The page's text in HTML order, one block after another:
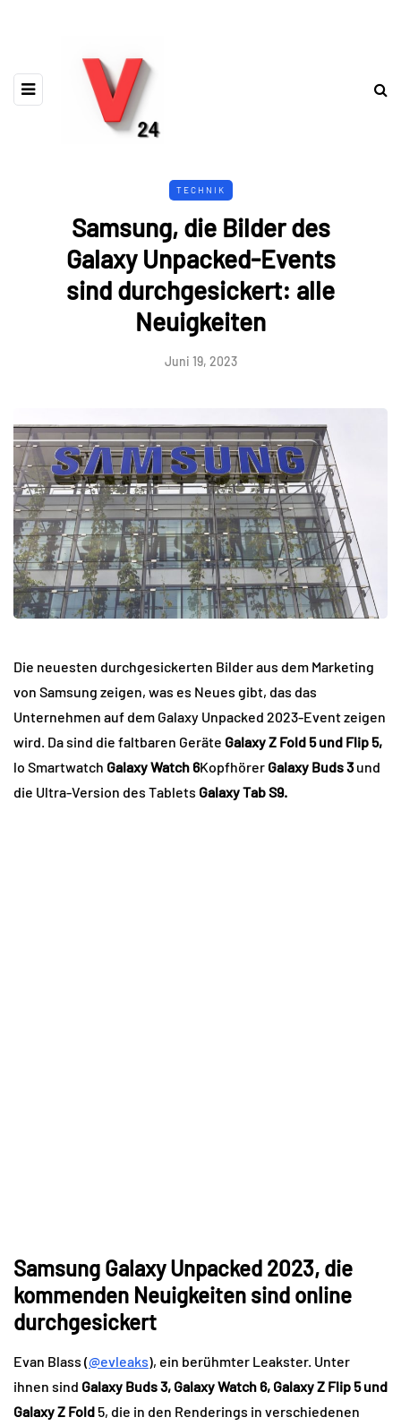
TECHNIK
Samsung, die Bilder des
Galaxy Unpacked-Events
sind durchgesickert: alle
Neuigkeiten
Juni 19, 2023
Die neuesten durchgesickerten Bilder aus dem Marketing
von Samsung zeigen, was es Neues gibt, das das
Unternehmen auf dem Galaxy Unpacked 2023-Event zeigen
wird. Da sind die faltbaren Geräte Galaxy Z Fold 5 und Flip 5,
lo Smartwatch Galaxy Watch 6Kopfhörer Galaxy Buds 3und
die Ultra-Version des Tablets Galaxy Tab S9.
Samsung Galaxy Unpacked 2023, die
kommenden Neuigkeiten sind online
durchgesickert
Evan Blass (@evleaks), ein berühmter Leakster. Unter
ihnen sind Galaxy Buds 3, Galaxy Watch 6, Galaxy Z Flip 5 und
Galaxy Z Fold 5, die in den Renderings in verschiedenen